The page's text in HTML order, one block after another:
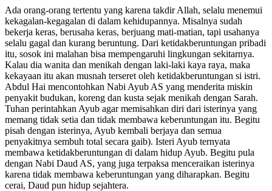
Ada orang-orang tertentu yang karena takdir Allah, selalu menemui
kekagalan-kegagalan di dalam kehidupannya. Misalnya sudah
bekerja keras, berusaha keras, berjuang mati-matian, tapi usahanya
selalu gagal dan kurang beruntung. Dari ketidakberuntungan pribadi
itu, sosok ini malahan bisa mempengaruhi lingkungan sekitarnya.
Kalau dia wanita dan menikah dengan laki-laki kaya raya, maka
kekayaan itu akan musnah terseret oleh ketidakberuntungan si istri.
Abdul Hai mencontohkan Nabi Ayub AS yang menderita miskin
penyakit budukan, koreng dan kusta sejak menikah dengan Sarah.
Tuhan perintahkan Ayub agar memisahkan diri dari isterinya yang
memang tidak setia dan tidak membawa keberuntungan itu. Begitu
pisah dengan isterinya, Ayub kembali berjaya dan semua
penyakitnya sembuh total secara gaib). Isteri Ayub ternyata
membawa ketidakberuntungan di dalam hidup Ayub. Begitu pula
dengan Nabi Daud AS, yang juga terpaksa menceraikan isterinya
karena tidak membawa keberuntungan yang diharapkan. Begitu
cerai, Daud pun hidup sejahtera.